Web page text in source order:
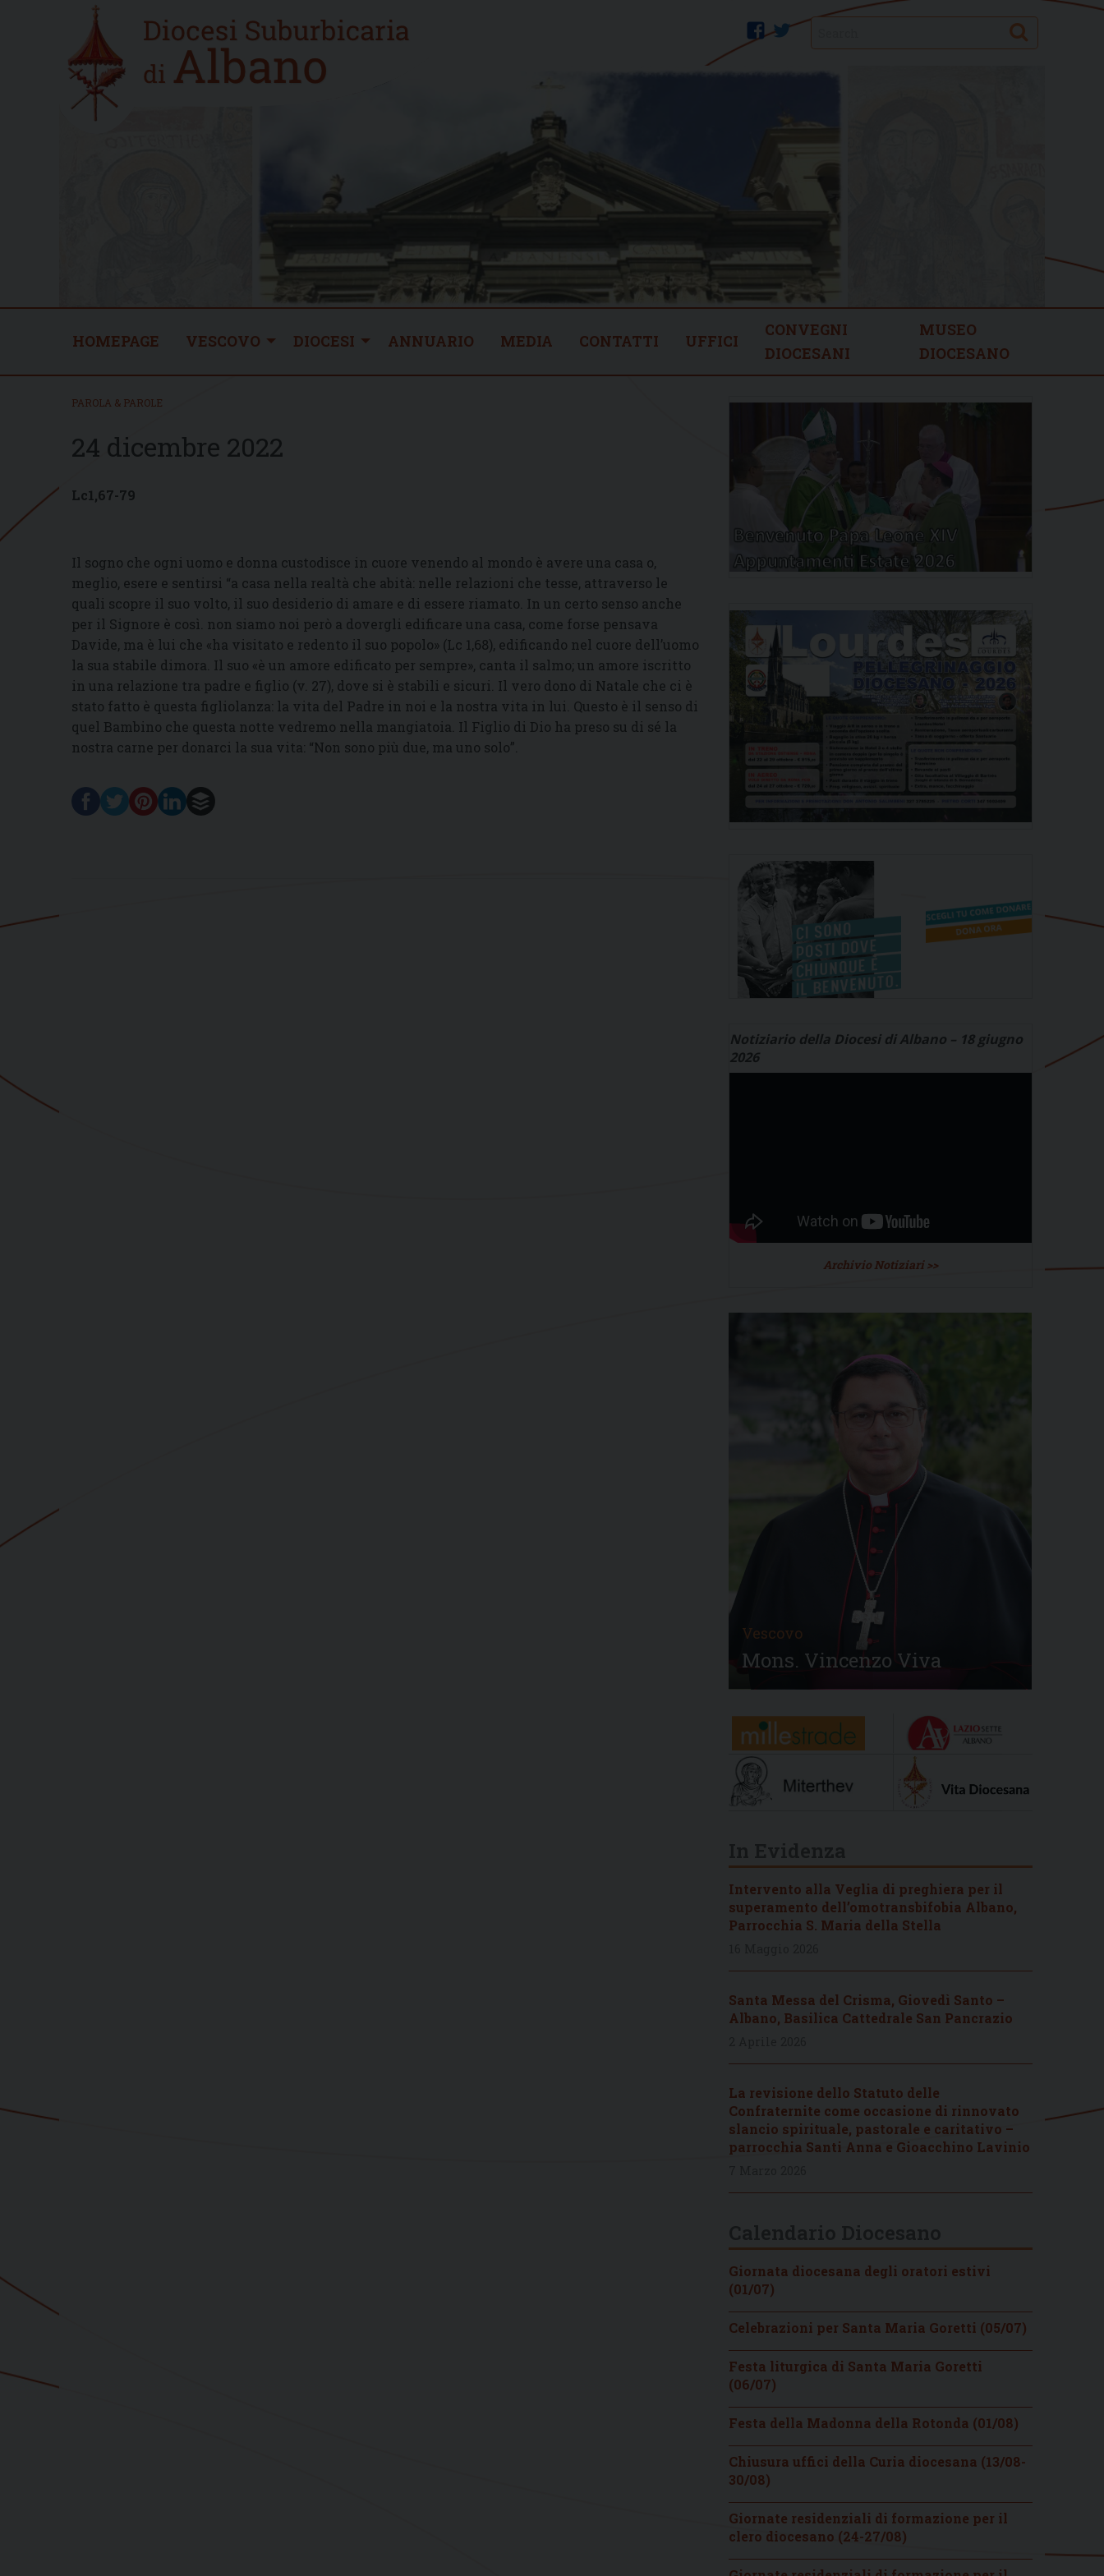
Home
new
twitter
facebook Search
HOMEPAGE VESCOVO DIOCESI ANNUARIO MEDIA CONTATTI UFFICI
CONVEGNI
DIOCESANI
MUSEO
DIOCESANO
PAROLA & PAROLE
24 dicembre 2022
Lc1,67-79
Il sogno che ogni uomo e donna custodisce in cuore venendo al mondo è avere una casa o,
meglio, esere e sentirsi “a casa nella realtà che abità: nelle relazioni che tesse, attraverso le
quali scopre il suo volto, il suo desiderio di amare e di essere riamato. In un certo senso anche
per il Signore è così. non siamo noi però a dovergli edificare una casa, come forse pensava
Davide, ma è lui che «ha visitato e redento il suo popolo» (Lc 1,68), edificando nel cuore dell’uomo
la sua stabile dimora. Il suo «è un amore edificato per sempre», canta il salmo; un amore iscritto
in una relazione tra padre e figlio (v. 27), dove si è stabili e sicuri. Il vero dono di Natale che ci è
stato fatto è questa figliolanza: la vita del Padre in noi e la nostra vita in lui. Questo è il senso di
quel Bambino che questa notte vedremo nella mangiatoia. Il Figlio di Dio ha preso su di sé la
nostra carne per donarci la sua vita: “Non sono più due, ma uno solo”.
Notiziario della Diocesi di Albano – 18 giugno
2026
Archivio Notiziari >>
Vescovo
Mons. Vincenzo Viva
Intervento alla Veglia di preghiera per il
superamento dell’omotransbifobia Albano,
Parrocchia S. Maria della Stella
Santa Messa del Crisma, Giovedì Santo –
Albano, Basilica Cattedrale San Pancrazio
La revisione dello Statuto delle
Confraternite come occasione di rinnovato
slancio spirituale, pastorale e caritativo –
parrocchia Santi Anna e Gioacchino Lavinio
Giornata diocesana degli oratori estivi
(01/07)
Celebrazioni per Santa Maria Goretti (05/07)
Festa liturgica di Santa Maria Goretti
(06/07)
Festa della Madonna della Rotonda (01/08)
Chiusura uffici della Curia diocesana (13/08-
30/08)
Giornate residenziali di formazione per il
clero diocesano (24-27/08)